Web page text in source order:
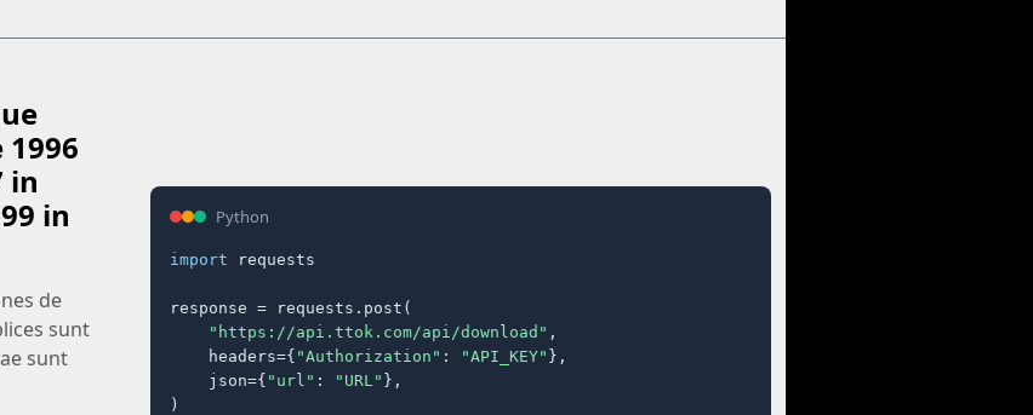
in
in
de
sunt
sunt
Python
import requests
response = requests.post(
"https://api.ttok.com/api/download" ,
    headers={
"Authorization" : "API_KEY" },
    json={
"url" : "URL" },
)